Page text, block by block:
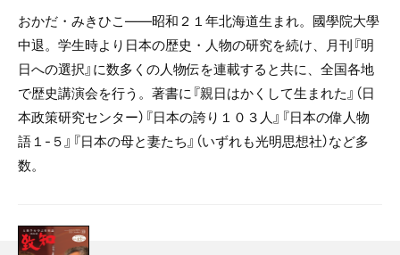
おかだ・みきひこ――昭和２１年北海道生まれ。國學院大學
中退。学生時より日本の歴史・人物の研究を続け、月刊『明
日への選択』に数多くの人物伝を連載すると共に、全国各地
で歴史講演会を行う。著書に『親日はかくして生まれた』（日
本政策研究センター）『日本の誇り１０３人』『日本の偉人物
語１-５』『日本の母と妻たち』（いずれも光明思想社）など多
数。